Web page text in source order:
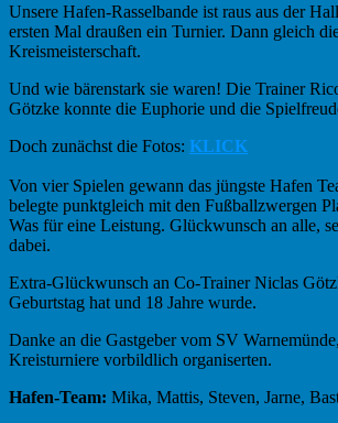
Unsere Hafen-Rasselbande ist raus aus der
ersten Mal draußen ein Turnier. Dann gleich
Kreismeisterschaft.
Und wie bärenstark sie waren! Die Trainer
Götzke konnte die Euphorie und die
Doch zunächst die Fotos: KLICK
Von vier Spielen gewann das jüngste Hafen
belegte punktgleich mit den Fußballzwergen
Was für eine Leistung. Glückwunsch an alle,
dabei.
Extra-Glückwunsch an Co-Trainer Niclas
Geburtstag hat und 18 Jahre wurde.
Danke an die Gastgeber vom SV
Kreisturniere vorbildlich organiserten.
Hafen-Team: Mika, Mattis, Steven, Jarne,